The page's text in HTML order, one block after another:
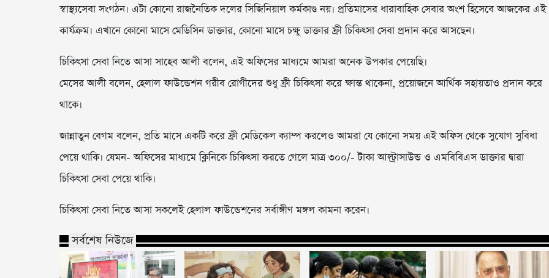
স্বাস্থ্যসেবা সংগঠন। এটা কোনো রাজনৈতিক দলের সিজিনিয়াল কর্মকাণ্ড নয়। প্রতিমাসের ধারাবাহিক সেবার অংশ হিসেবে আজকের এই
কার্যক্রম। এখানে কোনো মাসে মেডিসিন ডাক্তার, কোনো মাসে চক্ষু ডাক্তার ফ্রী চিকিৎসা সেবা প্রদান করে আসছেন।
চিকিৎসা সেবা নিতে আসা সাহেব আলী বলেন, এই অফিসের মাধ্যমে আমরা অনেক উপকার পেয়েছি।
মেসের আলী বলেন, হেলাল ফাউন্ডেশন গরীব রোগীদের শুধু ফ্রী চিকিৎসা করে ক্ষান্ত থাকেনা, প্রয়োজনে আর্থিক সহায়তাও প্রদান করে
থাকে।
জান্নাতুন বেগম বলেন, প্রতি মাসে একটি করে ফ্রী মেডিকেল ক্যাম্প করলেও আমরা যে কোনো সময় এই অফিস থেকে সুযোগ সুবিধা
পেয়ে থাকি। যেমন- অফিসের মাধ্যমে ক্লিনিকে চিকিৎসা করতে গেলে মাত্র ৩০০/- টাকা আল্ট্রাসাউন্ড ও এমবিবিএস ডাক্তার দ্বারা
চিকিৎসা সেবা পেয়ে থাকি।
চিকিৎসা সেবা নিতে আসা সকলেই হেলাল ফাউন্ডেশনের সর্বাঙ্গীণ মঙ্গল কামনা করেন।
সর্বশেষ নিউজে